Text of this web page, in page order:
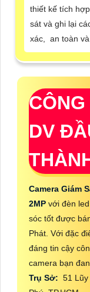
thiết kế tích
sát và ghi lại
xác, an toàn
DV
Camera Giám
2MP với đèn
sóc tốt được
Phát. Với đặc
đáng tin cậy
camera bạn
Trụ Sở: 51 Lũy